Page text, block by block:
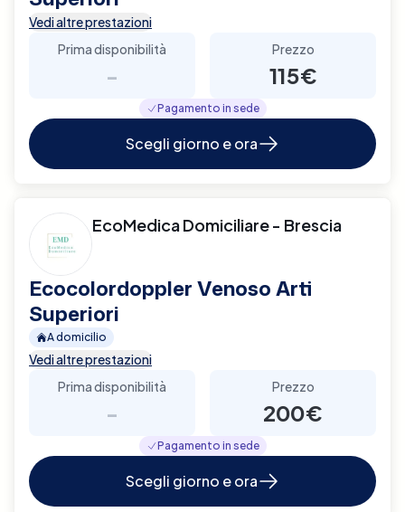
Vedi altre prestazioni
Prima disponibilità
-
Prezzo
115€
Pagamento in sede
Scegli giorno e ora
EcoMedica Domiciliare - Brescia
Ecocolordoppler Venoso Arti
Superiori
A domicilio
Vedi altre prestazioni
Prima disponibilità
-
Prezzo
200€
Pagamento in sede
Scegli giorno e ora